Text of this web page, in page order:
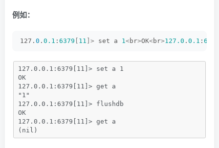
例如：
127. 0 . 0.1 : 6379 [ 11 ]> set a 1 <br>OK<br>127.0 . 0.1 : 6379
127.0.0.1:6379[11]> set a 1
OK
127.0.0.1:6379[11]> get a
"1"
127.0.0.1:6379[11]> flushdb
OK
127.0.0.1:6379[11]> get a
(nil)